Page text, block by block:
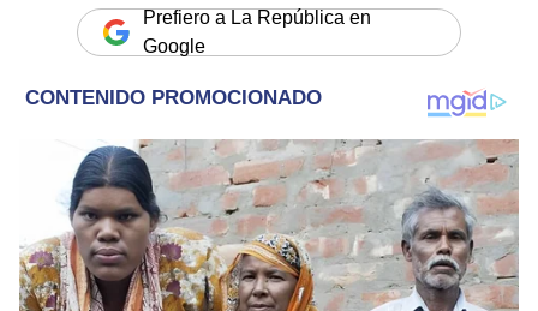
Prefiero a La República en
Google